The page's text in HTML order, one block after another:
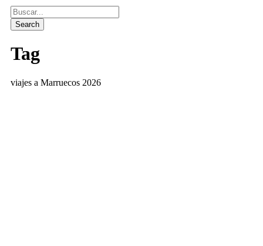
Tag
viajes a Marruecos 2026